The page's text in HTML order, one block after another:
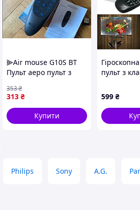
⫸Air mouse G10S BT
Пульт аеро пульт з
гіроскопом для
Андроїд приставок і ТБ
G10s Pro BTS PLU
313 ₴
353₴
Купити
пульт з
599 ₴
Philips Sony A.G.